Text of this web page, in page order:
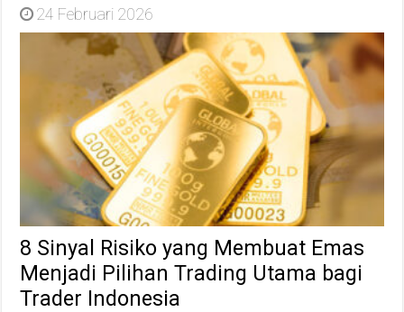
24 Februari 2026
8 Sinyal Risiko yang Membuat Emas
Menjadi Pilihan Trading Utama bagi
Trader Indonesia